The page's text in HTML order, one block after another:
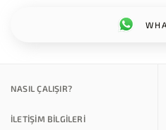
NASIL ÇALIŞIR?
İLETİŞİM BİLGİLERİ